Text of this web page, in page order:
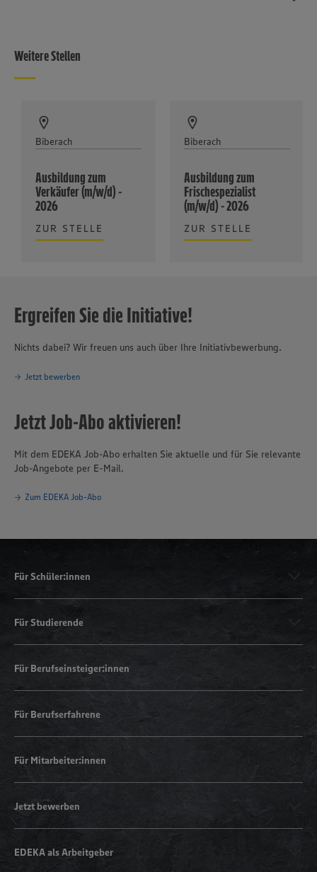
Weitere Stellen
Biberach
Ausbildung zum
Verkäufer (m/w/d) -
2026
ZUR STELLE
Biberach
Ausbildung zum
Frischespezialist
(m/w/d) - 2026
ZUR STELLE
Ergreifen Sie die Initiative!
Nichts dabei? Wir freuen uns auch über Ihre Initiativbewerbung.
Jetzt bewerben
Jetzt Job-Abo aktivieren!
Mit dem EDEKA Job-Abo erhalten Sie aktuelle und für Sie relevante
Job-Angebote per E-Mail.
Zum EDEKA Job-Abo
Für Schüler:innen
Für Studierende
Für Berufseinsteiger:innen
Für Berufserfahrene
Für Mitarbeiter:innen
Jetzt bewerben
EDEKA als Arbeitgeber